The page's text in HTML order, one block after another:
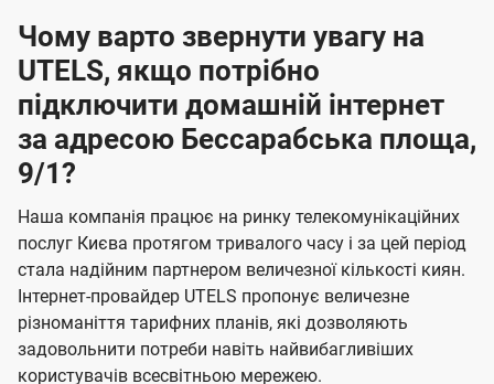
Чому варто звернути увагу на
UTELS, якщо потрібно
підключити домашній інтернет
за адресою Бессарабська площа,
9/1?
Наша компанія працює на ринку телекомунікаційних
послуг Києва протягом тривалого часу і за цей період
стала надійним партнером величезної кількості киян.
Інтернет-провайдер UTELS пропонує величезне
різноманіття тарифних планів, які дозволяють
задовольнити потреби навіть найвибагливіших
користувачів всесвітньою мережею.